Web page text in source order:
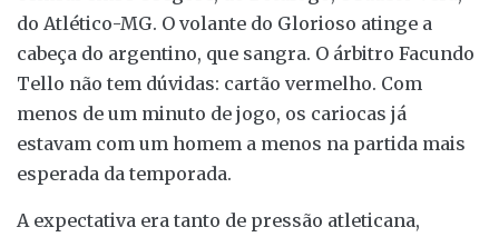
do Atlético-MG. O volante do Glorioso atinge a
cabeça do argentino, que sangra. O árbitro Facundo
Tello não tem dúvidas: cartão vermelho. Com
menos de um minuto de jogo, os cariocas já
estavam com um homem a menos na partida mais
esperada da temporada.
A expectativa era tanto de pressão atleticana,